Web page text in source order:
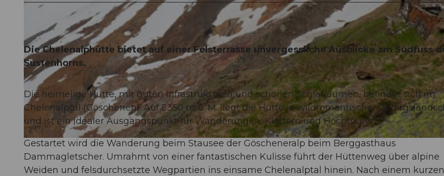
© Ferienregion Andermatt
Die Chelenalphütte bietet auf einer Felsterrasse unvergessliche Ausblicke am Südfuss
Sustenhorns.
Die heimelige Hütte, mit guten Infrastrukturen und schönen Schlafräumen, befindet sich im
Chelenalptal (Göschenen). Auf 2350 m ü. M. liegt die Hütte in wildromantischer
und ist ein idealer Ausgangspunkt für Wanderungen, Klettern und Hochtouren.
Gestartet wird die Wanderung beim Stausee der Göscheneralp beim Berggasthaus
Dammagletscher. Umrahmt von einer fantastischen Kulisse führt der Hüttenweg über alpine
Weiden und felsdurchsetzte Wegpartien ins einsame Chelenalptal hinein. Nach einem kurzen